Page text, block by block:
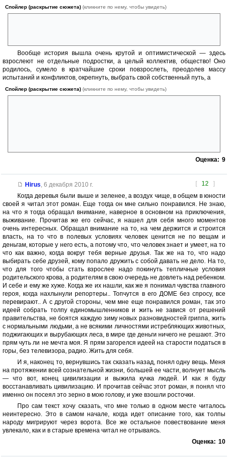
Спойлер (раскрытие сюжета) (кликните по нему, чтобы увидеть)
Вообще история вышла очень крутой и оптимистической — здесь
взрослеют не отдельные подростки, а целый коллектив, общество! Оно
родилось, сумело в кратчайшие сроки повзрослеть, преодолев массу
испытаний и конфликтов, окрепнуть, выбрать свой собственный путь, а
Спойлер (раскрытие сюжета) (кликните по нему, чтобы увидеть)
Оценка: 9
[ 12 ]
Hirus, 6 декабря 2010 г.
Когда деревья были выше и зеленее, а воздух чище, в общем в юности
своей я читал этот роман. Еще тогда он мне сильно понравился. Не знаю,
на что я тогда обращал внимание, наверное в основном на приключения,
выживание. Прочитав же его сейчас, я нашел для себя много моментов
очень интересных. Обращал внимание на то, на чем держится и строится
власть, на то что в полевых условиях человек ценится не по вещам и
деньгам, которые у него есть, а потому что, что человек знает и умеет, на то
что как важно, когда вокруг тебя верные друзья. Так же на то, что надо
выбирать себе друзей, кому попало дружить с собой давать не дело. На то,
что для того чтобы стать взрослее надо покинуть тепличные условия
родительского крова, а родителям в свою очередь не довлеть над ребенком.
И себе и ему же хуже. Когда же их нашли, как же я понимал чувства главного
героя, когда нахлынули репортеры.. Топчутся в его ДОМЕ без спросу, все
перевирают.. А с другой стороны, чем мне еще понравился роман, так это
идеей собрать толпу единомышленников и жить не завися от решений
правительства, не боятся каждую зиму новых разновидностей гриппа, жить
с нормальными людьми, а не всякими личностями истребляющих животных,
поджигающих и вырубающих леса, в мире где деньги ничего не решают. Это
прям чуть ли не мечта моя. Я прям загорелся идеей на старости податься в
горы, без телевизора, радио. Жить для себя.
И я, наконец то, вернувшись так сказать назад, понял одну вещь. Меня
на протяжении всей сознательной жизни, большей ее части, волнует мысль
— что вот, конец цивилизации и выжила кучка людей. И как я буду
восстанавливать цивилизацию. И прочитав сейчас этот роман, я понял что
именно он посеял это зерно в мою голову, и уже взошли росточки.
Про сам текст хочу сказать, что мне только в одном месте читалось
неинтересно. Это в самом начале, когда идет описание того, как толпы
народу мигрируют через ворота. Все же остальное повествование меня
увлекало, как и в старые времена читал не отрываясь.
Оценка: 10